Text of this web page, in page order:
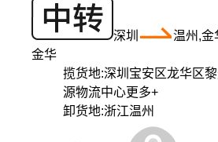
深圳
温州,金
金华
揽货地:深圳宝安区龙华区
源物流中心更多+
卸货地:浙江温州